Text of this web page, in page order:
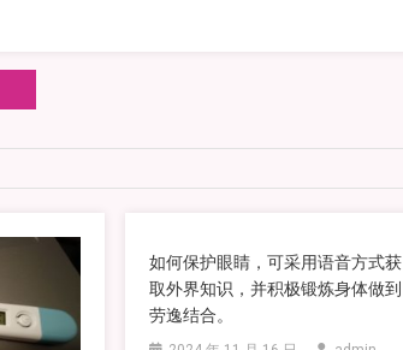
如何保护眼睛，可采用语音方式获
取外界知识，并积极锻炼身体做到
劳逸结合。